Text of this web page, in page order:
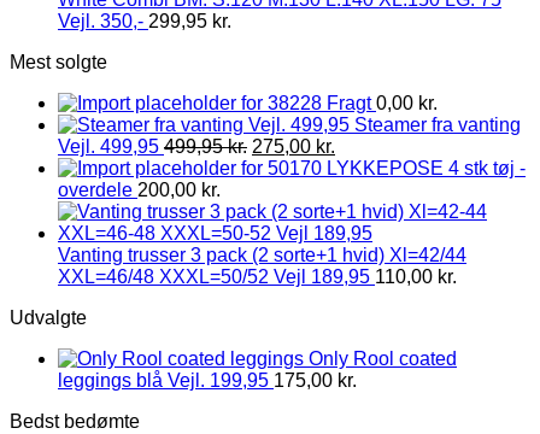
Vejl. 350,- 299,95 kr.
Mest solgte
Fragt 0,00 kr.
Steamer fra vanting
Vejl. 499,95 499,95kr. 275,00 kr.
LYKKEPOSE 4 stk tøj -
overdele 200,00 kr.
Vanting trusser 3 pack (2 sorte+1 hvid) Xl=42/44
XXL=46/48 XXXL=50/52 Vejl 189,95 110,00 kr.
Udvalgte
Only Rool coated
leggings blå Vejl. 199,95 175,00 kr.
Bedst bedømte